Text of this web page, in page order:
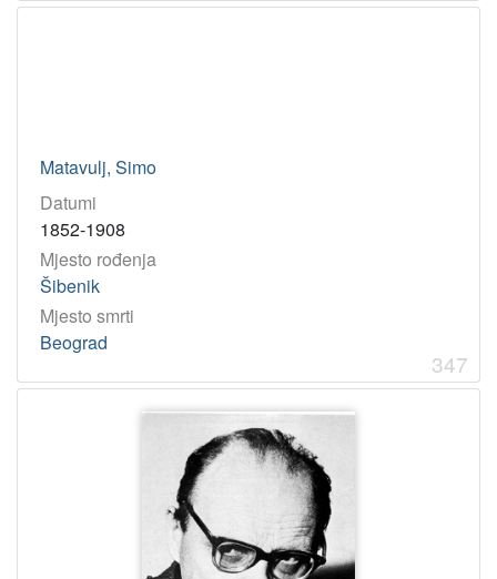
Matavulj, Simo
Datumi
1852-1908
Mjesto rođenja
Šibenik
Mjesto smrti
Beograd
347